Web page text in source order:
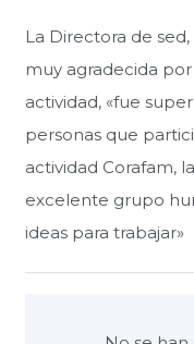
La Directora de
muy agradecida
actividad, «fue
personas que
actividad Corafam,
excelente grupo
ideas para trabajar»